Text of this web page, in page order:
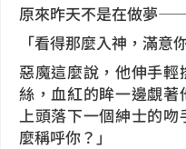
原來昨天不是在做夢
「看得那麼入神，滿意
惡魔這麼說，他伸手
絲，血紅的眸一邊覷
上頭落下一個紳士的
麼稱呼你？」